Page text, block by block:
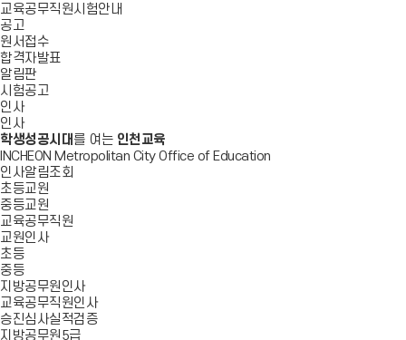
교육공무직원시험안내
공고
원서접수
합격자발표
알림판
시험공고
인사
인사
학생성공시대 를 여는 인천교육
INCHEON Metropolitan City Office of Education
인사알림조회
초등교원
중등교원
교육공무직원
교원인사
초등
중등
지방공무원인사
교육공무직원인사
승진심사실적검증
지방공무원5급